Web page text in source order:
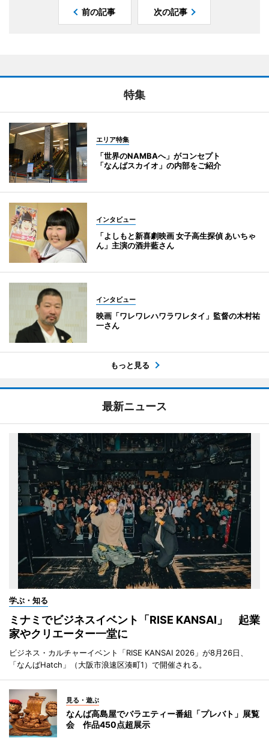
前の記事 次の記事
特集
エリア特集
「世界のNAMBAへ」がコンセプト
「なんばスカイオ」の内部をご紹介
インタビュー
「よしもと新喜劇映画 女子高生探偵 あいちゃ
ん」主演の酒井藍さん
インタビュー
映画「ワレワレハワラワレタイ」監督の木村祐
一さん
もっと見る
最新ニュース
学ぶ・知る
ミナミでビジネスイベント「RISE KANSAI」 起業
家やクリエーター一堂に
ビジネス・カルチャーイベント「RISE KANSAI 2026」が8月26日、
「なんばHatch」（大阪市浪速区湊町1）で開催される。
見る・遊ぶ
なんば高島屋でバラエティー番組「プレバト」展覧
会 作品450点超展示